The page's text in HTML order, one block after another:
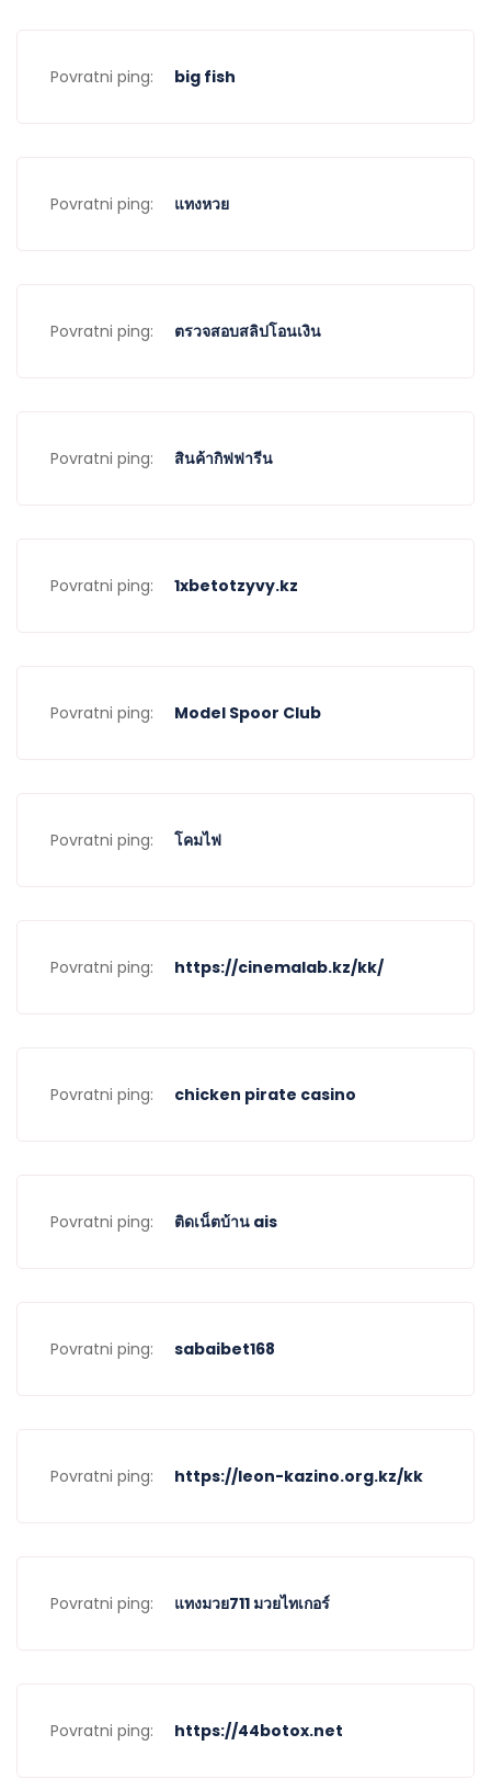
Povratni ping: big fish
Povratni ping: แทงหวย
Povratni ping: ตรวจสอบสลิปโอนเงิน
Povratni ping: สินค้ากิฟฟารีน
Povratni ping: 1xbetotzyvy.kz
Povratni ping: Model Spoor Club
Povratni ping: โคมไฟ
Povratni ping: https://cinemalab.kz/kk/
Povratni ping: chicken pirate casino
Povratni ping: ติดเน็ตบ้าน ais
Povratni ping: sabaibet168
Povratni ping: https://leon-kazino.org.kz/kk
Povratni ping: แทงมวย711 มวยไทเกอร์
Povratni ping: https://44botox.net